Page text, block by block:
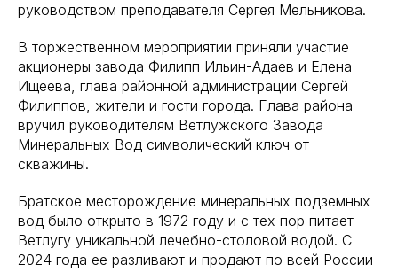
руководством преподавателя Сергея Мельникова.
В торжественном мероприятии приняли участие
акционеры завода Филипп Ильин-Адаев и Елена
Ищеева, глава районной администрации Сергей
Филиппов, жители и гости города. Глава района
вручил руководителям Ветлужского Завода
Минеральных Вод символический ключ от
скважины.
Братское месторождение минеральных подземных
вод было открыто в 1972 году и с тех пор питает
Ветлугу уникальной лечебно-столовой водой. С
2024 года ее разливают и продают по всей России